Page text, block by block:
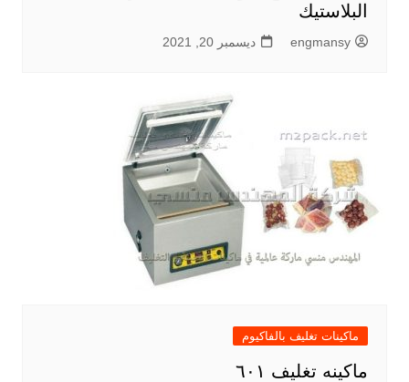
البلاستيك
engmansy ديسمبر 20, 2021
ماكينات تغليف بالفاكيوم
ماكينه تغليف ٦٠١